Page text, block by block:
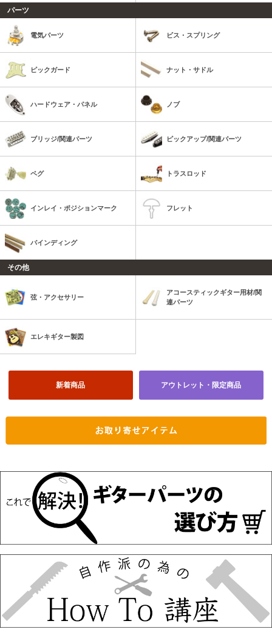
パーツ
電気パーツ ビス・スプリング
ピックガード ナット・サドル
ハードウェア・パネル ノブ
ブリッジ/関連パーツ ピックアップ/関連パーツ
ペグ トラスロッド
インレイ・ポジションマーク フレット
バインディング
その他
弦・アクセサリー
アコースティックギター用材/関
連パーツ
エレキギター製図
新着商品 アウトレット・限定商品